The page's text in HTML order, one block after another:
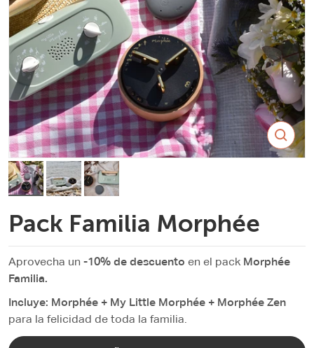
Pack Familia Morphée
Aprovecha un -10% de descuento en el pack Morphée
Familia.
Incluye: Morphée + My Little Morphée + Morphée Zen
para la felicidad de toda la familia.